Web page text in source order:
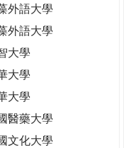
外語大學
外語大學
大學
大學
大學
醫藥大學
文化大學